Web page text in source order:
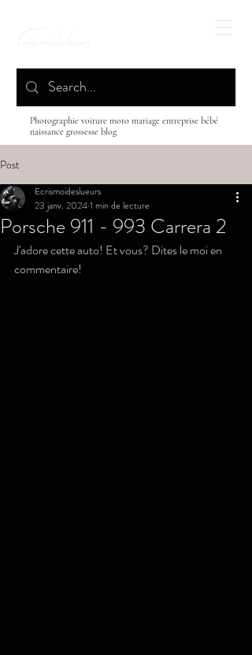
Photographie voiture moto mariage entreprise bébé
naissance grossesse blog
Post
Porsche 911 - 993 Carrera 2
Ecrismoideslueurs
23 janv. 20241 min de lecture
J'adore cette auto! Et vous? Dites le moi en
commentaire!